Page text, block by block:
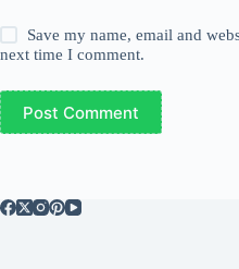
Save my name, email and
next time I comment.
Post Comment